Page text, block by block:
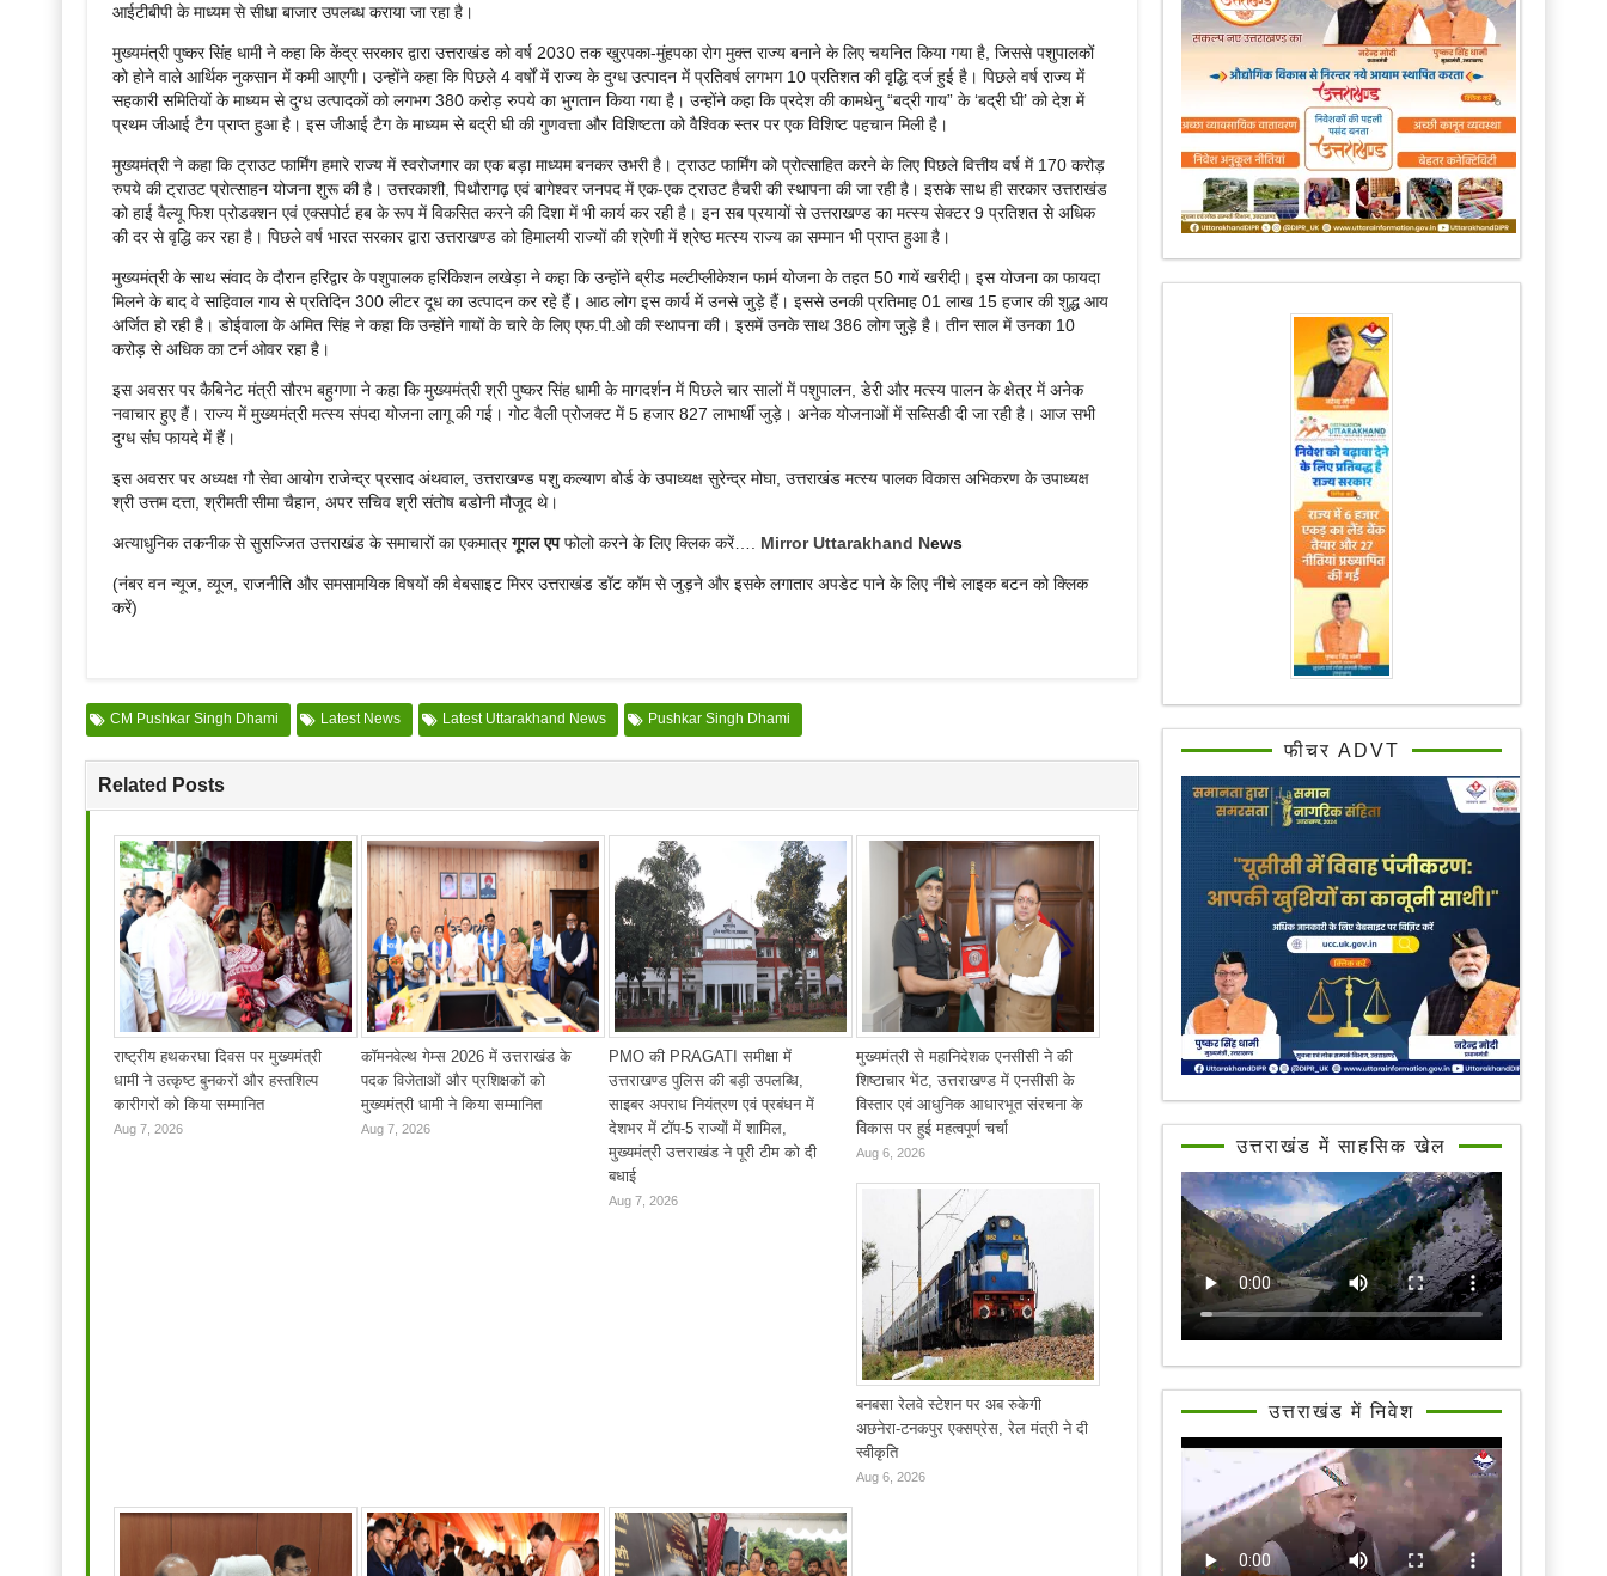
आईटीबीपी के माध्यम से सीधा बाजार उपलब्ध कराया जा रहा है।
मुख्यमंत्री पुष्कर सिंह धामी ने कहा कि केंद्र सरकार द्वारा उत्तराखंड को वर्ष 2030 तक खुरपका-मुंहपका रोग मुक्त राज्य बनाने के लिए चयनित किया गया है, जिससे पशुपालकों
को होने वाले आर्थिक नुकसान में कमी आएगी। उन्होंने कहा कि पिछले 4 वर्षों में राज्य के दुग्ध उत्पादन में प्रतिवर्ष लगभग 10 प्रतिशत की वृद्धि दर्ज हुई है। पिछले वर्ष राज्य में
सहकारी समितियों के माध्यम से दुग्ध उत्पादकों को लगभग 380 करोड़ रुपये का भुगतान किया गया है। उन्होंने कहा कि प्रदेश की कामधेनु “बद्री गाय” के ‘बद्री घी’ को देश में
प्रथम जीआई टैग प्राप्त हुआ है। इस जीआई टैग के माध्यम से बद्री घी की गुणवत्ता और विशिष्टता को वैश्विक स्तर पर एक विशिष्ट पहचान मिली है।
मुख्यमंत्री ने कहा कि ट्राउट फार्मिंग हमारे राज्य में स्वरोजगार का एक बड़ा माध्यम बनकर उभरी है। ट्राउट फार्मिंग को प्रोत्साहित करने के लिए पिछले वित्तीय वर्ष में 170 करोड़
रुपये की ट्राउट प्रोत्साहन योजना शुरू की है। उत्तरकाशी, पिथौरागढ़ एवं बागेश्वर जनपद में एक-एक ट्राउट हैचरी की स्थापना की जा रही है। इसके साथ ही सरकार उत्तराखंड
को हाई वैल्यू फिश प्रोडक्शन एवं एक्सपोर्ट हब के रूप में विकसित करने की दिशा में भी कार्य कर रही है। इन सब प्रयायों से उत्तराखण्ड का मत्स्य सेक्टर 9 प्रतिशत से अधिक
की दर से वृद्धि कर रहा है। पिछले वर्ष भारत सरकार द्वारा उत्तराखण्ड को हिमालयी राज्यों की श्रेणी में श्रेष्ठ मत्स्य राज्य का सम्मान भी प्राप्त हुआ है।
मुख्यमंत्री के साथ संवाद के दौरान हरिद्वार के पशुपालक हरिकिशन लखेड़ा ने कहा कि उन्होंने ब्रीड मल्टीप्लीकेशन फार्म योजना के तहत 50 गायें खरीदी। इस योजना का फायदा
मिलने के बाद वे साहिवाल गाय से प्रतिदिन 300 लीटर दूध का उत्पादन कर रहे हैं। आठ लोग इस कार्य में उनसे जुड़े हैं। इससे उनकी प्रतिमाह 01 लाख 15 हजार की शुद्ध आय
अर्जित हो रही है। डोईवाला के अमित सिंह ने कहा कि उन्होंने गायों के चारे के लिए एफ.पी.ओ की स्थापना की। इसमें उनके साथ 386 लोग जुड़े है। तीन साल में उनका 10
करोड़ से अधिक का टर्न ओवर रहा है।
इस अवसर पर कैबिनेट मंत्री सौरभ बहुगणा ने कहा कि मुख्यमंत्री श्री पुष्कर सिंह धामी के मागदर्शन में पिछले चार सालों में पशुपालन, डेरी और मत्स्य पालन के क्षेत्र में अनेक
नवाचार हुए हैं। राज्य में मुख्यमंत्री मत्स्य संपदा योजना लागू की गई। गोट वैली प्रोजक्ट में 5 हजार 827 लाभार्थी जुड़े। अनेक योजनाओं में सब्सिडी दी जा रही है। आज सभी
दुग्ध संघ फायदे में हैं।
इस अवसर पर अध्यक्ष गौ सेवा आयोग राजेन्द्र प्रसाद अंथवाल, उत्तराखण्ड पशु कल्याण बोर्ड के उपाध्यक्ष सुरेन्द्र मोघा, उत्तराखंड मत्स्य पालक विकास अभिकरण के उपाध्यक्ष
श्री उत्तम दत्ता, श्रीमती सीमा चैहान, अपर सचिव श्री संतोष बडोनी मौजूद थे।
अत्याधुनिक तकनीक से सुसज्जित उत्तराखंड के समाचारों का एकमात्रगूगल एपफोलो करने के लिए क्लिक करें…. Mirror Uttarakhand News
(नंबर वन न्यूज, व्यूज, राजनीति और समसामयिक विषयों की वेबसाइट मिरर उत्तराखंड डॉट कॉम से जुड़ने और इसके लगातार अपडेट पाने के लिए नीचे लाइक बटन को क्लिक
करें)
CM Pushkar Singh Dhami Latest News Latest Uttarakhand News Pushkar Singh Dhami
Related Posts
राष्ट्रीय हथकरघा दिवस पर मुख्यमंत्री
धामी ने उत्कृष्ट बुनकरों और हस्तशिल्प
कारीगरों को किया सम्मानित
Aug 7, 2026
कॉमनवेल्थ गेम्स 2026 में उत्तराखंड के
पदक विजेताओं और प्रशिक्षकों को
मुख्यमंत्री धामी ने किया सम्मानित
Aug 7, 2026
PMO की PRAGATI समीक्षा में
उत्तराखण्ड पुलिस की बड़ी उपलब्धि,
साइबर अपराध नियंत्रण एवं प्रबंधन में
देशभर में टॉप-5 राज्यों में शामिल,
मुख्यमंत्री उत्तराखंड ने पूरी टीम को दी
बधाई
Aug 7, 2026
मुख्यमंत्री से महानिदेशक एनसीसी ने की
शिष्टाचार भेंट, उत्तराखण्ड में एनसीसी के
विस्तार एवं आधुनिक आधारभूत संरचना के
विकास पर हुई महत्वपूर्ण चर्चा
Aug 6, 2026
बनबसा रेलवे स्टेशन पर अब रुकेगी
अछनेरा-टनकपुर एक्सप्रेस, रेल मंत्री ने दी
स्वीकृति
Aug 6, 2026
फीचर ADVT
उत्तराखंड में साहसिक खेल
उत्तराखंड में निवेश